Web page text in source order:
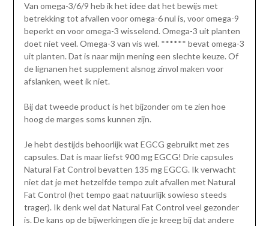
Van omega-3/6/9 heb ik het idee dat het bewijs met
betrekking tot afvallen voor omega-6 nul is, voor omega-9
beperkt en voor omega-3 wisselend. Omega-3 uit planten
doet niet veel. Omega-3 van vis wel. ****** bevat omega-3
uit planten. Dat is naar mijn mening een slechte keuze. Of
de lignanen het supplement alsnog zinvol maken voor
afslanken, weet ik niet.
Bij dat tweede product is het bijzonder om te zien hoe
hoog de marges soms kunnen zijn.
Je hebt destijds behoorlijk wat EGCG gebruikt met zes
capsules. Dat is maar liefst 900 mg EGCG! Drie capsules
Natural Fat Control bevatten 135 mg EGCG. Ik verwacht
niet dat je met hetzelfde tempo zult afvallen met Natural
Fat Control (het tempo gaat natuurlijk sowieso steeds
trager). Ik denk wel dat Natural Fat Control veel gezonder
is. De kans op de bijwerkingen die je kreeg bij dat andere